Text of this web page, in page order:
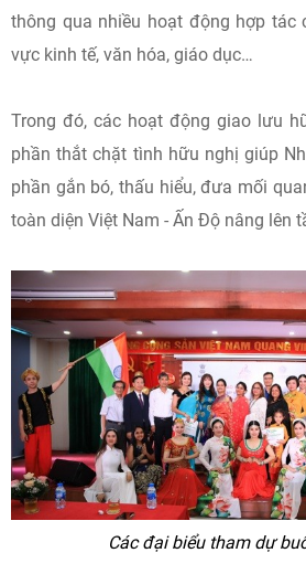
thông qua nhiều hoạt động hợp tác
vực kinh tế, văn hóa, giáo dục…
Trong đó, các hoạt động giao lưu
phần thắt chặt tình hữu nghị giúp
phần gắn bó, thấu hiểu, đưa mối
toàn diện Việt Nam - Ấn Độ nâng lên
Các đại biểu tham dự